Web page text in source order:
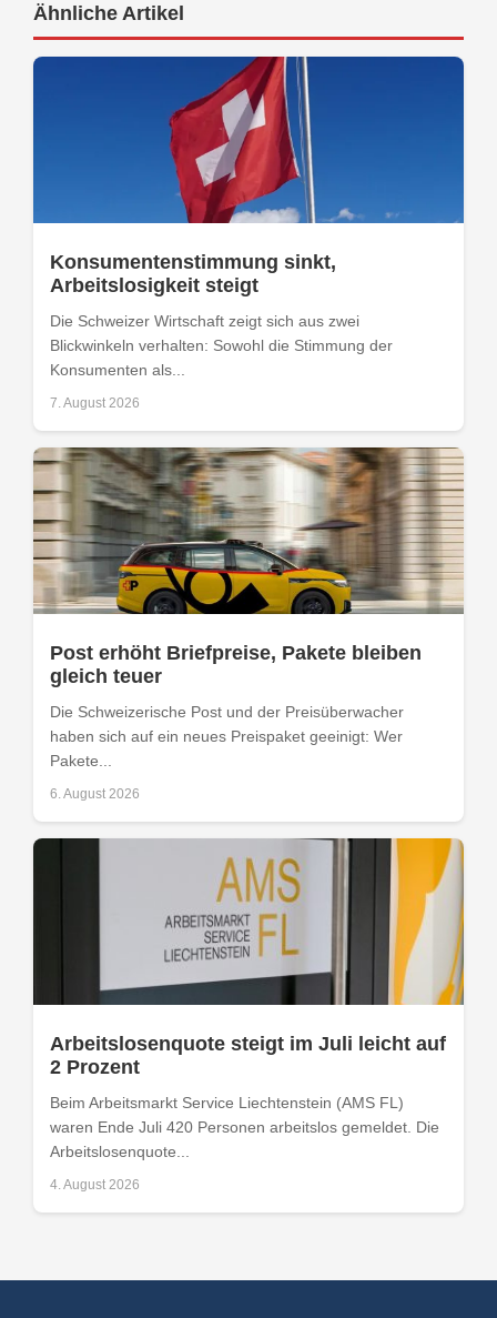
Ähnliche Artikel
Konsumentenstimmung sinkt,
Arbeitslosigkeit steigt
Die Schweizer Wirtschaft zeigt sich aus zwei
Blickwinkeln verhalten: Sowohl die Stimmung der
Konsumenten als...
7. August 2026
Post erhöht Briefpreise, Pakete bleiben
gleich teuer
Die Schweizerische Post und der Preisüberwacher
haben sich auf ein neues Preispaket geeinigt: Wer
Pakete...
6. August 2026
Arbeitslosenquote steigt im Juli leicht auf
2 Prozent
Beim Arbeitsmarkt Service Liechtenstein (AMS FL)
waren Ende Juli 420 Personen arbeitslos gemeldet. Die
Arbeitslosenquote...
4. August 2026